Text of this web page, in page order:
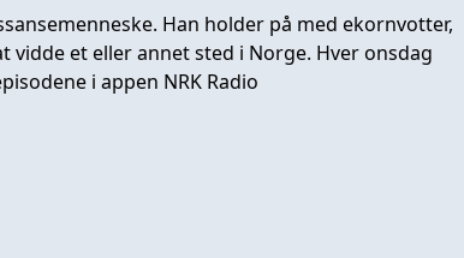
Han holder på med ekornvotter,
et eller annet sted i Norge. Hver onsdag
i appen NRK Radio